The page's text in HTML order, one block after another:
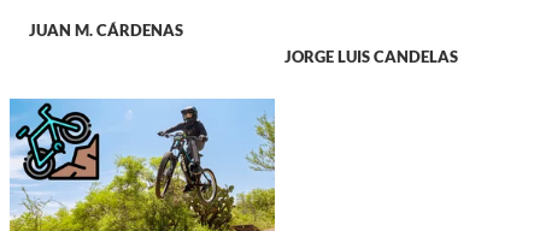
JUAN M. CÁRDENAS
JORGE LUIS CANDELAS